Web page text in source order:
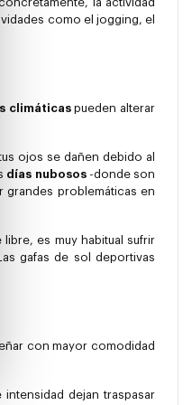
la actividad
como el jogging, el
climáticaspueden alterar
ojos se dañen debido al
días nubosos-donde son
grandes problemáticas en
es muy habitual sufrir
gafas de sol deportivas
con mayor comodidad
dejan traspasar